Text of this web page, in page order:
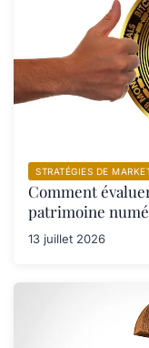
STRATÉGIES DE
Comment
patrimoine
13 juillet 2026